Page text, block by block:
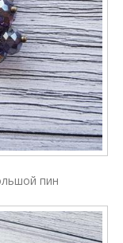
пин